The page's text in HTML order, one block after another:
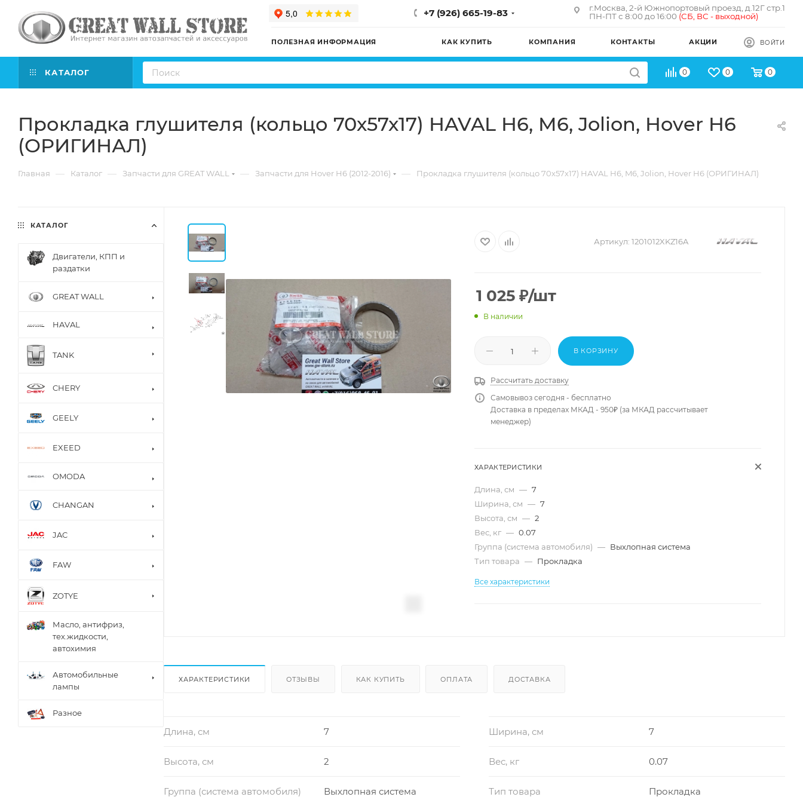
+7 (926) 665-19-83
г.Москва, 2-й Южнопортовый проезд, д.12Г стр.1
ПН-ПТ с 8:00 до 16:00 (СБ, ВС - выходной)
ПОЛЕЗНАЯ ИНФОРМАЦИЯ КАК КУПИТЬ КОМПАНИЯ КОНТАКТЫ АКЦИИ ВОЙТИ
КАТАЛОГ 0 0 0
Прокладка глушителя (кольцо 70х57х17) HAVAL H6, M6, Jolion, Hover H6
(ОРИГИНАЛ)
Главная — Каталог — Запчасти для GREAT WALL — Запчасти для Hover H6 (2012-2016) — Прокладка глушителя (кольцо 70х57х17) HAVAL H6, M6, Jolion, Hover H6 (ОРИГИНАЛ)
Артикул: 1201012XKZ16A
1 025 ₽/шт
В наличии
В КОРЗИНУ
Рассчитать доставку
Самовывоз сегодня - бесплатно
Доставка в пределах МКАД - 950₽ (за МКАД рассчитывает
менеджер)
ХАРАКТЕРИСТИКИ
Длина, см — 7
Ширина, см — 7
Высота, см — 2
Вес, кг — 0.07
Группа (система автомобиля) — Выхлопная система
Тип товара — Прокладка
Все характеристики
ХАРАКТЕРИСТИКИ ОТЗЫВЫ КАК КУПИТЬ ОПЛАТА ДОСТАВКА
Длина, см 7 Ширина, см 7
Высота, см 2 Вес, кг 0.07
Группа (система автомобиля) Выхлопная система Тип товара Прокладка
КАТАЛОГ
Двигатели, КПП и
раздатки
GREAT WALL
HAVAL
TANK
CHERY
GEELY
EXEED
OMODA
CHANGAN
JAC
FAW
ZOTYE
Масло, антифриз,
тех.жидкости,
автохимия
Автомобильные
лампы
Разное